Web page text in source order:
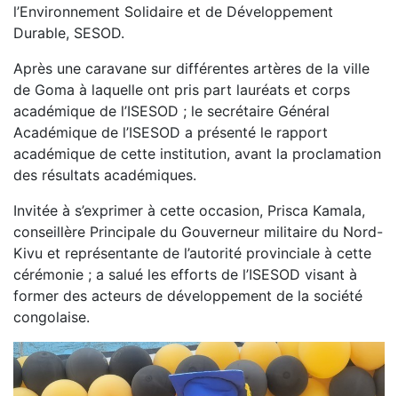
l’Environnement Solidaire et de Développement
Durable, SESOD.
Après une caravane sur différentes artères de la ville
de Goma à laquelle ont pris part lauréats et corps
académique de l’ISESOD ; le secrétaire Général
Académique de l’ISESOD a présenté le rapport
académique de cette institution, avant la proclamation
des résultats académiques.
Invitée à s’exprimer à cette occasion, Prisca Kamala,
conseillère Principale du Gouverneur militaire du Nord-
Kivu et représentante de l’autorité provinciale à cette
cérémonie ; a salué les efforts de l’ISESOD visant à
former des acteurs de développement de la société
congolaise.